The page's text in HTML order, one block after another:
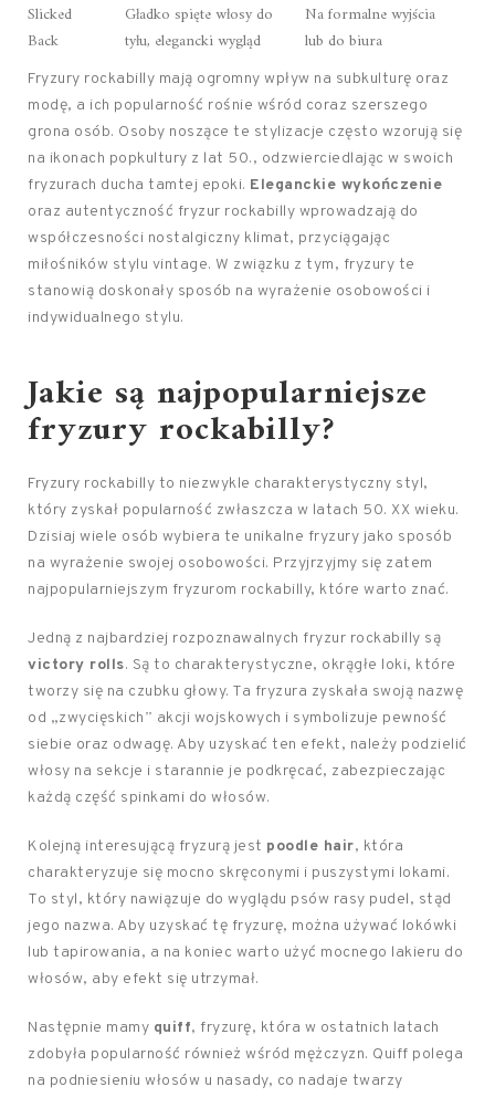
Slicked
Back
Gładko spięte włosy do
tyłu, elegancki wygląd
Na formalne wyjścia
lub do biura
Fryzury rockabilly mają ogromny wpływ na subkulturę oraz
modę, a ich popularność rośnie wśród coraz szerszego
grona osób. Osoby noszące te stylizacje często wzorują się
na ikonach popkultury z lat 50., odzwierciedlając w swoich
fryzurach ducha tamtej epoki. Eleganckie wykończenie
oraz autentyczność fryzur rockabilly wprowadzają do
współczesności nostalgiczny klimat, przyciągając
miłośników stylu vintage. W związku z tym, fryzury te
stanowią doskonały sposób na wyrażenie osobowości i
indywidualnego stylu.
Jakie są najpopularniejsze
fryzury rockabilly?
Fryzury rockabilly to niezwykle charakterystyczny styl,
który zyskał popularność zwłaszcza w latach 50. XX wieku.
Dzisiaj wiele osób wybiera te unikalne fryzury jako sposób
na wyrażenie swojej osobowości. Przyjrzyjmy się zatem
najpopularniejszym fryzurom rockabilly, które warto znać.
Jedną z najbardziej rozpoznawalnych fryzur rockabilly są
victory rolls. Są to charakterystyczne, okrągłe loki, które
tworzy się na czubku głowy. Ta fryzura zyskała swoją nazwę
od „zwycięskich” akcji wojskowych i symbolizuje pewność
siebie oraz odwagę. Aby uzyskać ten efekt, należy podzielić
włosy na sekcje i starannie je podkręcać, zabezpieczając
każdą część spinkami do włosów.
Kolejną interesującą fryzurą jest poodle hair, która
charakteryzuje się mocno skręconymi i puszystymi lokami.
To styl, który nawiązuje do wyglądu psów rasy pudel, stąd
jego nazwa. Aby uzyskać tę fryzurę, można używać lokówki
lub tapirowania, a na koniec warto użyć mocnego lakieru do
włosów, aby efekt się utrzymał.
Następnie mamy quiff, fryzurę, która w ostatnich latach
zdobyła popularność również wśród mężczyzn. Quiff polega
na podniesieniu włosów u nasady, co nadaje twarzy